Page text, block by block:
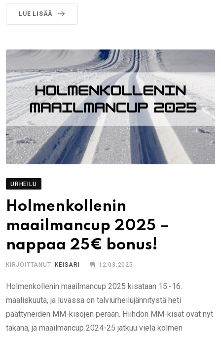
LUE LISÄÄ
URHEILU
Holmenkollenin
maailmancup 2025 –
nappaa 25€ bonus!
KIRJOITTANUT:KEISARI 12.03.2025
Holmenkollenin maailmancup 2025 kisataan 15.-16.
maaliskuuta, ja luvassa on talviurheilujännitystä heti
päättyneiden MM-kisojen perään. Hiihdon MM-kisat ovat nyt
takana, ja maailmancup 2024-25 jatkuu vielä kolmen